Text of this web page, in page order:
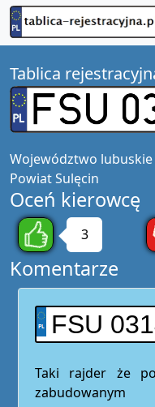
Tablica
Województwo lubuskie
PowiatSulęcin
Oceń kierowcę
3
Komentarze
FSU
Taki rajder że
zabudowanym